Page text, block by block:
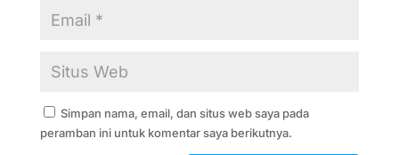
Simpan nama, email, dan situs web saya pada
peramban ini untuk komentar saya berikutnya.